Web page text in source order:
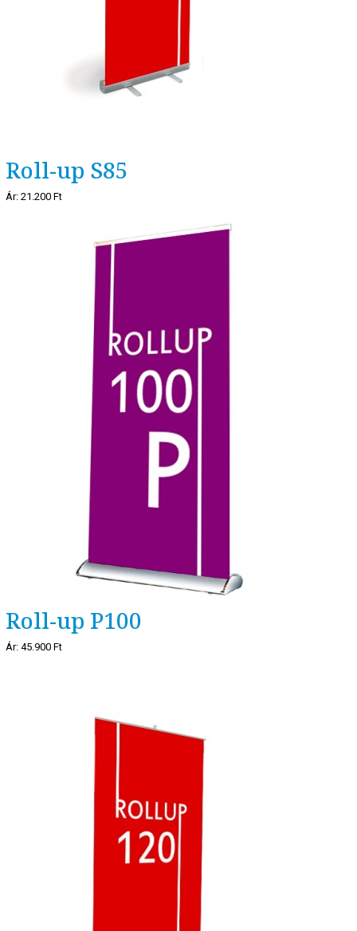
Roll-up S85
Ár: 21.200 Ft
Roll-up P100
Ár: 45.900 Ft